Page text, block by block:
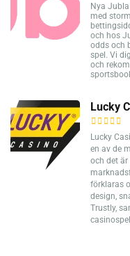
Nya
med
och hos
odds och
spel. Vi
och
Lucky
Lucky
en av de
och det är
förklaras
design,
Trustly,